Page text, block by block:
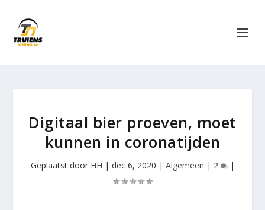
Digitaal bier proeven, moet
kunnen in coronatijden
Geplaatst door HH | dec 6, 2020 | Algemeen | 2 |